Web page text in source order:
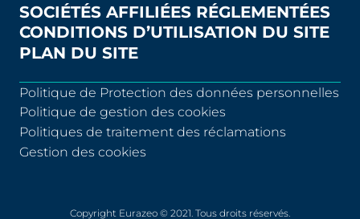
SOCIÉTÉS AFFILIÉES RÉGLEMENTÉES
CONDITIONS D’UTILISATION DU SITE
PLAN DU SITE
Politique de Protection des données personnelles
Politique de gestion des cookies
Politiques de traitement des réclamations
Gestion des cookies
Copyright Eurazeo © 2021. Tous droits réservés.